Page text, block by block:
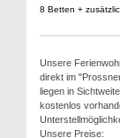
8 Betten +
Unsere
direkt im
liegen in
kostenlos
Unsere Preise: